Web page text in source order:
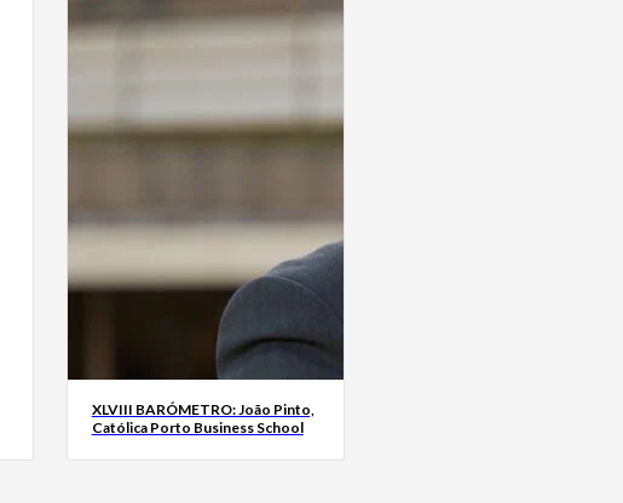
XLVIII BARÓMETRO: João Pinto,
Católica Porto Business School